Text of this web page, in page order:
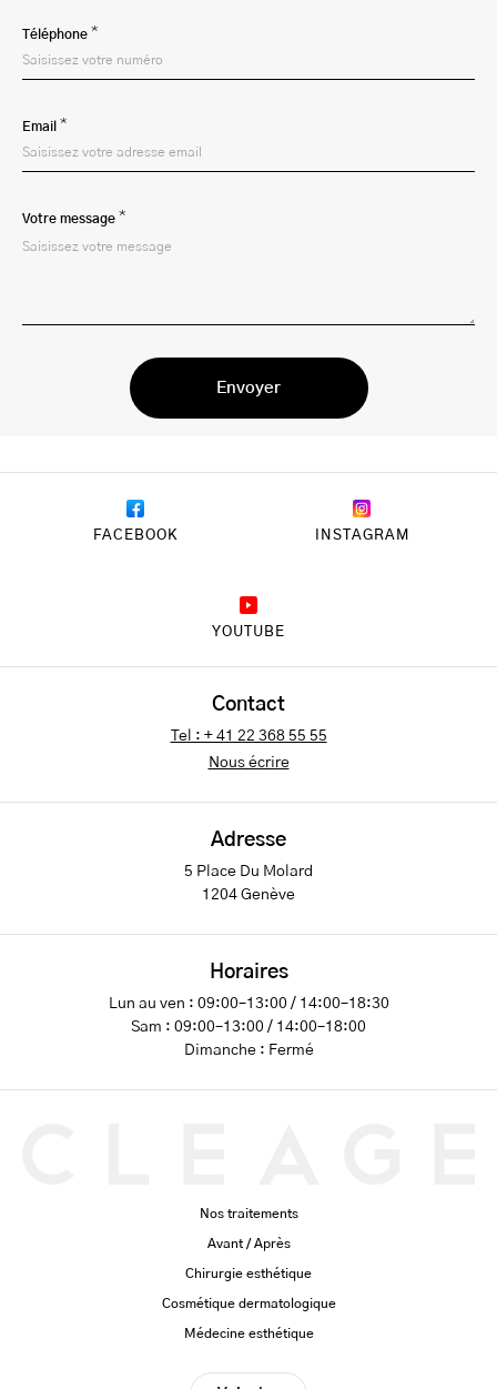
Téléphone *
Email *
Votre message *
FACEBOOK INSTAGRAM
YOUTUBE
Nos traitements
Avant / Après
Chirurgie esthétique
Cosmétique dermatologique
Médecine esthétique
Contact
Tel : + 41 22 368 55 55
Nous écrire
Adresse
5 Place Du Molard
1204 Genève
Horaires
Lun au ven : 09:00–13:00 / 14:00–18:30
Sam : 09:00–13:00 / 14:00–18:00
Dimanche : Fermé